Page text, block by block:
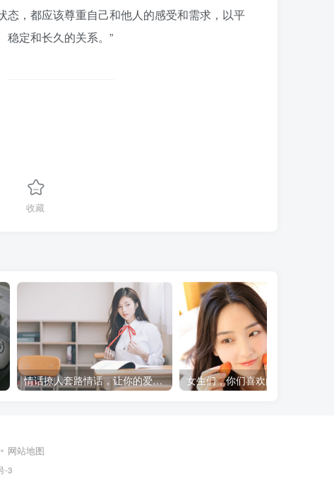
，都应该尊重自己和他人的感受和需求，以平
稳定和长久的关系。”
收藏
情话撩人套路情话，让你的爱情瞬间升温
网站地图
-3